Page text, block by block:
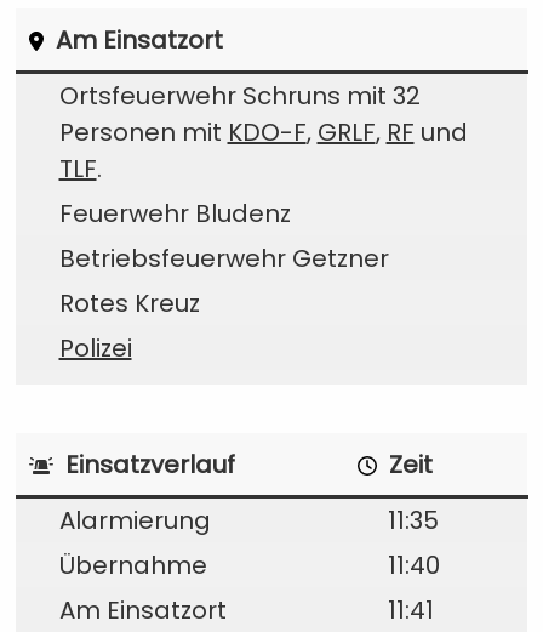
Am Einsatzort
Ortsfeuerwehr Schruns mit 32
Personen mit KDO-F, GRLF, RF und
TLF.
Feuerwehr Bludenz
Betriebsfeuerwehr Getzner
Rotes Kreuz
Polizei
Einsatzverlauf
Zeit
Alarmierung
11:35
Übernahme
11:40
Am Einsatzort
11:41